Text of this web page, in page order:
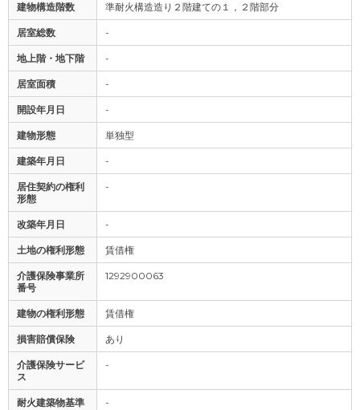
建物構造階数 準耐火構造造り２階建ての１，２階部分
居室総数 -
地上階・地下階 -
居室面積 -
開設年月日 -
建物形態 単独型
建築年月日 -
居住契約の権利
形態
-
改築年月日 -
土地の権利形態 賃借権
介護保険事業所
番号
1292900063
建物の権利形態 賃借権
損害賠償保険 あり
介護保険サービ
ス
-
耐火建築物基準 -